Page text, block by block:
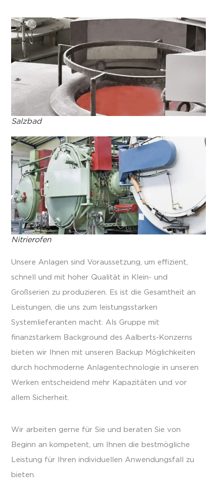
Salzbad
Nitrierofen
Unsere Anlagen sind Voraussetzung, um effizient,
schnell und mit hoher Qualität in Klein- und
Großserien zu produzieren. Es ist die Gesamtheit an
Leistungen, die uns zum leistungsstarken
Systemlieferanten macht. Als Gruppe mit
finanzstarkem Background des Aalberts-Konzerns
bieten wir Ihnen mit unseren Backup Möglichkeiten
durch hochmoderne Anlagentechnologie in unseren
Werken entscheidend mehr Kapazitäten und vor
allem Sicherheit.
Wir arbeiten gerne für Sie und beraten Sie von
Beginn an kompetent, um Ihnen die bestmögliche
Leistung für Ihren individuellen Anwendungsfall zu
bieten.